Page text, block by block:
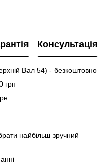
Консультація
Вал 54) - безкоштовно
грн
найбільш зручний